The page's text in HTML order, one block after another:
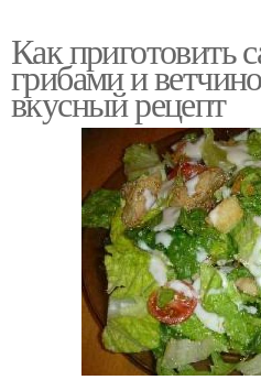
Как приготовить
грибами и
вкусный рецепт